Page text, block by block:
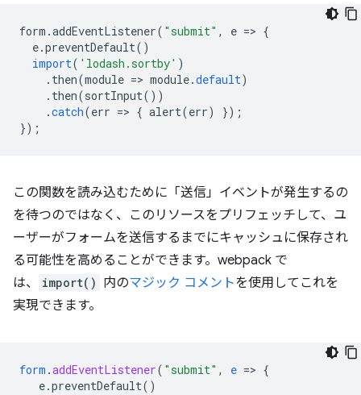
form .addEventListener( "submit" , e => {
e.preventDefault()
import( 'lodash.sortby' )
. then(module => module.default)
. then(sortInput())
.catch(err => { alert(err)
});
});
この関数を読み込むために「送信」イベントが発生するの
を待つのではなく、このリソースをプリフェッチして、ユ
ーザーがフォームを送信するまでにキャッシュに保存され
る可能性を高めることができます。webpack で
は、
import() 内のマジック コメントを使用してこれを
実現できます。
form .addEventListener( "submit" , e => {
e.preventDefault()